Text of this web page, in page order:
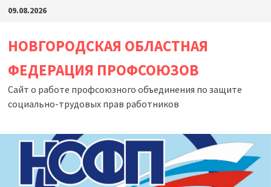
Перейти
содержимому
09.08.2026
НОВГОРОДСКАЯ ОБЛАСТНАЯ
ФЕДЕРАЦИЯ ПРОФСОЮЗОВ
Сайт о работе профсоюзного объединения по защите
социально-трудовых прав работников